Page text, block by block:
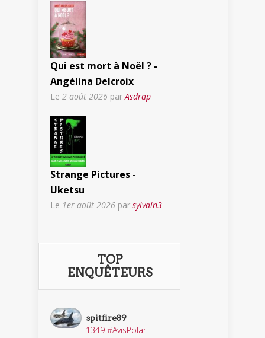
Qui est mort à Noël ? -
Angélina Delcroix
Le 2 août 2026 par Asdrap
Strange Pictures -
Uketsu
Le 1er août 2026 par sylvain3
TOP
ENQUÊTEURS
spitfire89
1349 #AvisPolar